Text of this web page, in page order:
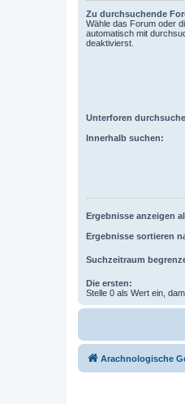
Zu durchsuchende
Wähle das Forum oder
automatisch mit
deaktivierst.
Unterforen
Innerhalb suchen:
Ergebnisse anzeigen
Ergebnisse sortieren
Suchzeitraum
Die ersten:
Stelle 0 als Wert ein,
Arachnologische